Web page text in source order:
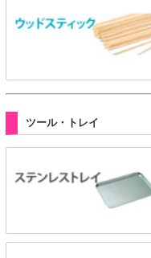
ツール・トレイ